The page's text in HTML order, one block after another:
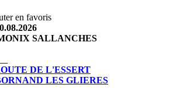
en favoris
SALLANCHES
DE L'ESSERT
LES GLIERES